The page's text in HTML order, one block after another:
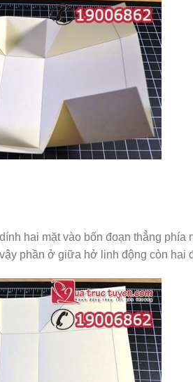
hai mặt vào bốn đoạn thẳng phía
phần ở giữa hở linh động còn hai